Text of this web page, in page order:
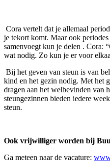
Cora vertelt dat je allemaal
je tekort komt. Maar ook
samenvoegt kun je delen . Cora:
wat nodig. Zo kun je er voor
Bij het geven van steun is van
kind en het gezin nodig. Met het
dragen aan het welbevinden van
steungezinnen bieden iedere
steun.
Ook vrijwilliger worden bij
Ga meteen naar de vacature: